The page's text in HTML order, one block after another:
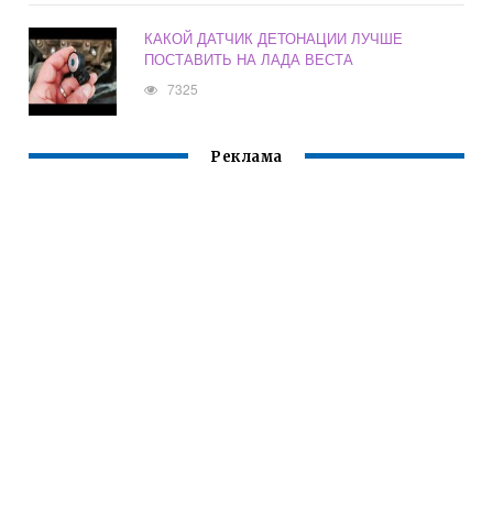
КАКОЙ ДАТЧИК ДЕТОНАЦИИ ЛУЧШЕ
ПОСТАВИТЬ НА ЛАДА ВЕСТА
7325
Реклама